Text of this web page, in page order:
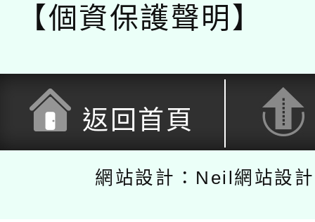
【個資保護聲明】
返回首頁
網站設計：Neil網站設